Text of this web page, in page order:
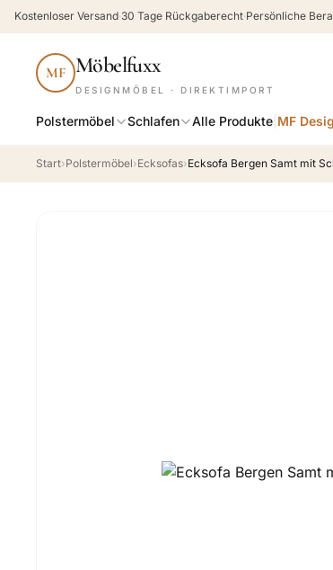
Kostenloser Versand·30 Tage Rückgaberecht·Persönliche
MF Möbelfuxx
DESIGNMÖBEL · DIREKTIMPORT
Polstermöbel Schlafen Alle Produkte MF
Start›Polstermöbel›Ecksofas›Ecksofa Bergen Samt mit